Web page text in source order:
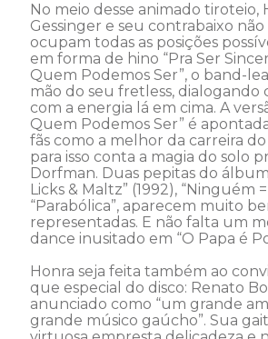
No meio desse animado
Gessinger e seu contrabaixo não
ocupam todas as posições
em forma de hino “Pra Ser
Quem Podemos Ser”, o band-
mão do seu fretless, dialogando
com a energia lá em cima. A
Quem Podemos Ser” é
fãs como a melhor da carreira
para isso conta a magia do solo
Dorfman. Duas pepitas do
Licks & Maltz” (1992), “Ninguém
“Parabólica”, aparecem muito
representadas. E não falta um
dance inusitado em “O Papa é
Honra seja feita também ao
que especial do disco: Renato
anunciado como “um grande
grande músico gaúcho”. Sua